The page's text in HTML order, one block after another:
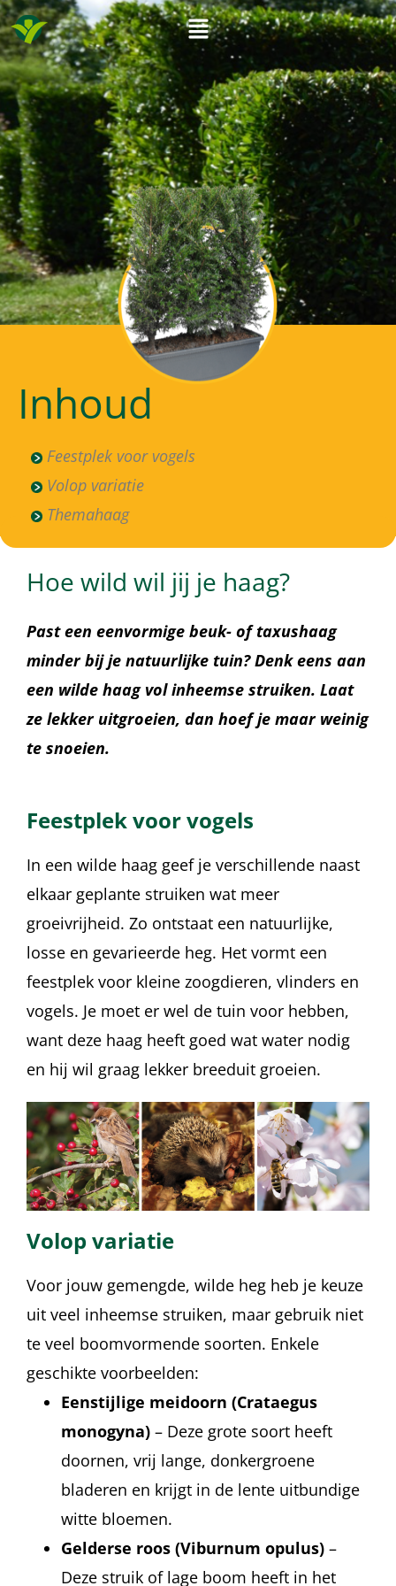
Inhoud
Feestplek voor vogels
Volop variatie
Themahaag
Hoe wild wil jij je haag?
Past een eenvormige beuk- of taxushaag
minder bij je natuurlijke tuin? Denk eens aan
een wilde haag vol inheemse struiken. Laat
ze lekker uitgroeien, dan hoef je maar weinig
te snoeien.
Feestplek voor vogels
In een wilde haag geef je verschillende naast
elkaar geplante struiken wat meer
groeivrijheid. Zo ontstaat een natuurlijke,
losse en gevarieerde heg. Het vormt een
feestplek voor kleine zoogdieren, vlinders en
vogels. Je moet er wel de tuin voor hebben,
want deze haag heeft goed wat water nodig
en hij wil graag lekker breeduit groeien.
Volop variatie
Voor jouw gemengde, wilde heg heb je keuze
uit veel inheemse struiken, maar gebruik niet
te veel boomvormende soorten. Enkele
geschikte voorbeelden:
Eenstijlige meidoorn (Crataegus
monogyna) – Deze grote soort heeft
doornen, vrij lange, donkergroene
bladeren en krijgt in de lente uitbundige
witte bloemen.
Gelderse roos (Viburnum opulus) –
Deze struik of lage boom heeft in het